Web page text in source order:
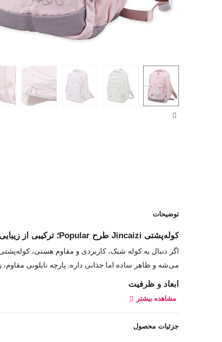
توضیحات
کوله‌پشتی Jincaizi طرح Popular؛ ترکیبی از زیبایی و کارایی
می‌شه و ظاهر ساده اما جذابی داره. پارچه نایلونی
ابعاد و ظرفیت
محفظه‌ی مخصوص لپ‌تاپ 15 اینچی هم داره تا دستگاهت در امان بمونه.
طراحی و استایل
مشاهده بیشتر
جزئیات محصول